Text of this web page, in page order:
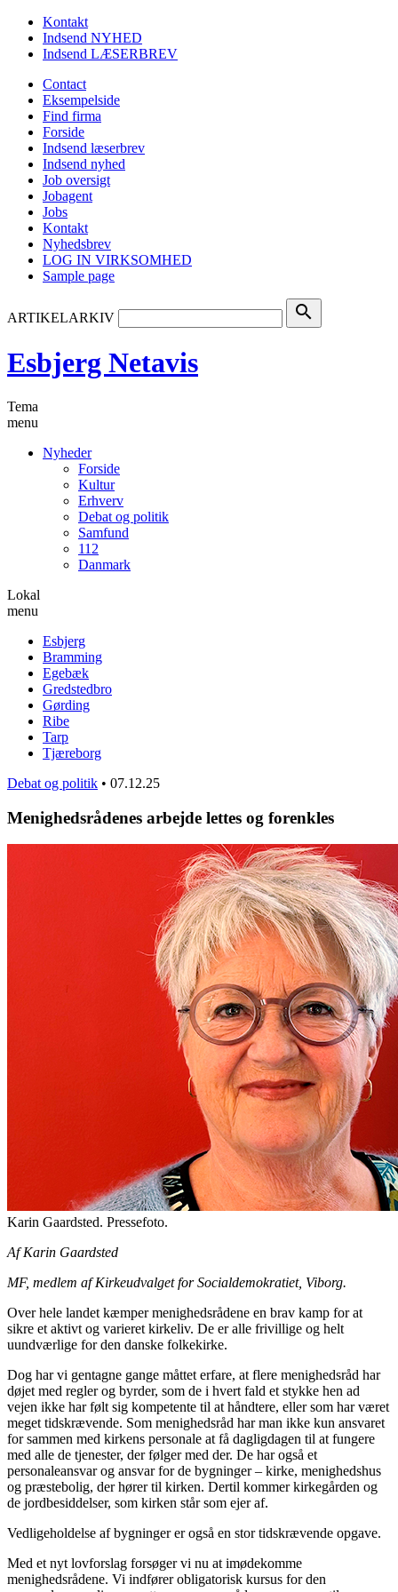
Kontakt
Indsend NYHED
Indsend LÆSERBREV
Contact
Eksempelside
Find firma
Forside
Indsend læserbrev
Indsend nyhed
Job oversigt
Jobagent
Jobs
Kontakt
Nyhedsbrev
LOG IN VIRKSOMHED
Sample page
ARTIKELARKIV search
Esbjerg Netavis
Tema
menu
Nyheder
Forside
Kultur
Erhverv
Debat og politik
Samfund
112
Danmark
Lokal
menu
Esbjerg
Bramming
Egebæk
Gredstedbro
Gørding
Ribe
Tarp
Tjæreborg
Debat og politik • 07.12.25
Menighedsrådenes arbejde lettes og forenkles
Karin Gaardsted. Pressefoto.
Af Karin Gaardsted
MF, medlem af Kirkeudvalget for Socialdemokratiet, Viborg.
Over hele landet kæmper menighedsrådene en brav kamp for at
sikre et aktivt og varieret kirkeliv. De er alle frivillige og helt
uundværlige for den danske folkekirke.
Dog har vi gentagne gange måttet erfare, at flere menighedsråd har
døjet med regler og byrder, som de i hvert fald et stykke hen ad
vejen ikke har følt sig kompetente til at håndtere, eller som har været
meget tidskrævende. Som menighedsråd har man ikke kun ansvaret
for sammen med kirkens personale at få dagligdagen til at fungere
med alle de tjenester, der følger med der. De har også et
personaleansvar og ansvar for de bygninger – kirke, menighedshus
og præstebolig, der hører til kirken. Dertil kommer kirkegården og
de jordbesiddelser, som kirken står som ejer af.
Vedligeholdelse af bygninger er også en stor tidskrævende opgave.
Med et nyt lovforslag forsøger vi nu at imødekomme
menighedsrådene. Vi indfører obligatorisk kursus for den